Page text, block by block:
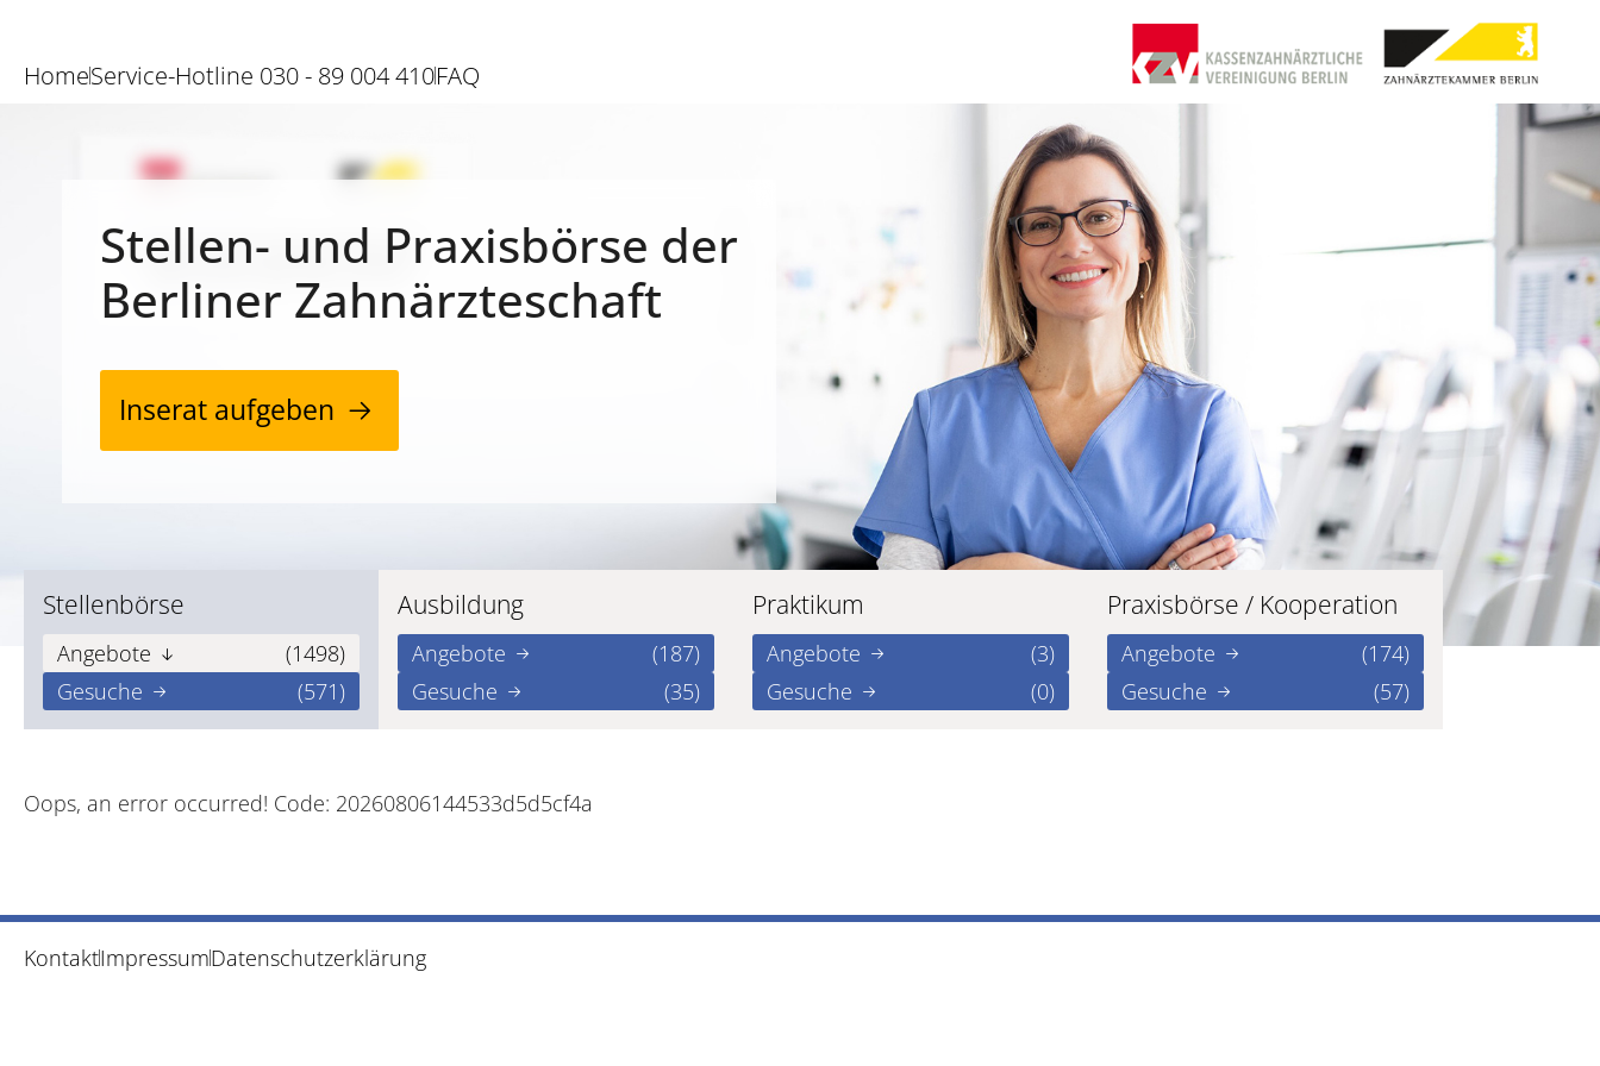
HomeService-Hotline 030 - 89 004 410FAQ
Stellen- und Praxisbörse der
Berliner Zahnärzteschaft
Inserat aufgeben
Stellenbörse
Angebote
(1498)
Gesuche
(571)
Ausbildung
Angebote
(187)
Gesuche
(35)
Praktikum
Angebote
(3)
Gesuche
(0)
Praxisbörse / Kooperation
Angebote
(174)
Gesuche
(57)
Oops, an error occurred! Code: 20260806144533d5d5cf4a
KontaktImpressumDatenschutzerklärung